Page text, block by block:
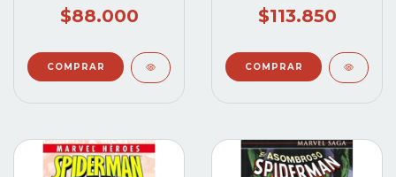
superhéroe cósmico
no mutante
$88.000
Tarántula pica dos
veces!
$113.850